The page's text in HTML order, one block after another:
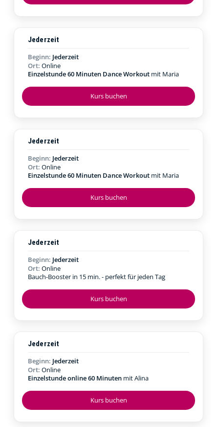
Kurs buchen
Jederzeit
Beginn: Jederzeit
Ort: Online
Einzelstunde 60 Minuten Dance Workout mit Maria
Kurs buchen
Jederzeit
Beginn: Jederzeit
Ort: Online
Einzelstunde 60 Minuten Dance Workout mit Maria
Kurs buchen
Jederzeit
Beginn: Jederzeit
Ort: Online
Bauch-Booster in 15 min. - perfekt für jeden Tag
Kurs buchen
Jederzeit
Beginn: Jederzeit
Ort: Online
Einzelstunde online 60 Minuten mit Alina